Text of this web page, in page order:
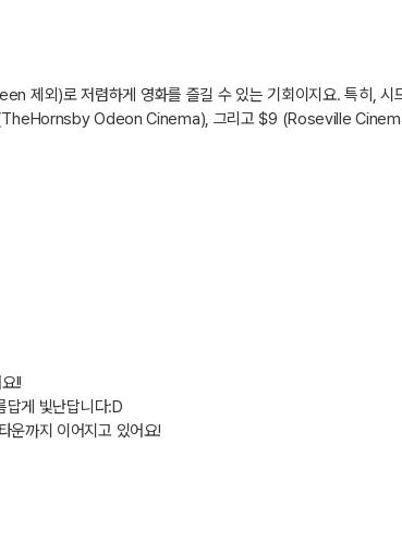
제외 )로 저렴하게 영화를 즐길 수 있는 기회이지요.특히 , 시
Odeon Cinema), 그리고$9 (Roseville
!!
답게 빛난답니다:D
운까지 이어지고 있어요!